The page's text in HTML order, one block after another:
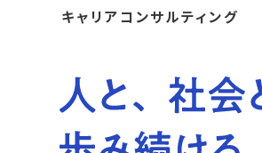
キャリアコンサルティング